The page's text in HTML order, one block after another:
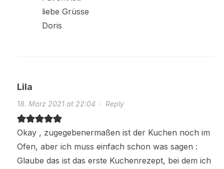
liebe Grüsse
Doris
Lila
18. März 2021 at 22:04 · Reply
Okay , zugegebenermaßen ist der Kuchen noch im
Ofen, aber ich muss einfach schon was sagen :
Glaube das ist das erste Kuchenrezept, bei dem ich